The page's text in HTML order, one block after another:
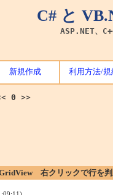
C# と
ASP.NET、
新規作成 利用方法/規
0 >>
右クリックで行を判